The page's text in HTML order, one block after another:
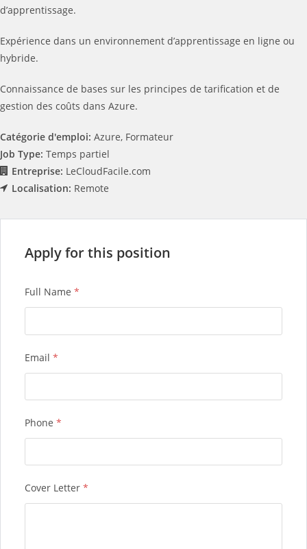
d’apprentissage.
Expérience dans un environnement d’apprentissage en ligne ou
hybride.
Connaissance de bases sur les principes de tarification et de
gestion des coûts dans Azure.
Catégorie d'emploi: Azure Formateur
Job Type: Temps partiel
Entreprise: LeCloudFacile.com
Localisation: Remote
Apply for this position
Full Name *
Email *
Phone *
Cover Letter *